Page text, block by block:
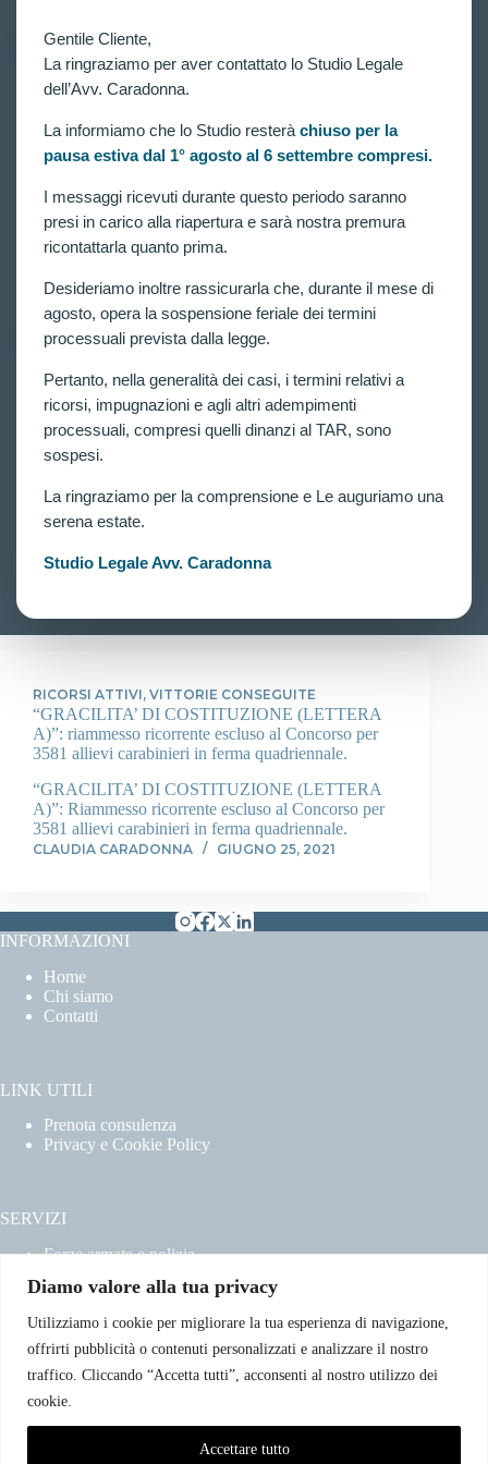
Diamo valore alla tua privacy
Utilizziamo i cookie per migliorare la tua esperienza di navigazione,
offrirti pubblicità o contenuti personalizzati e analizzare il nostro
traffico. Cliccando “Accetta tutti”, acconsenti al nostro utilizzo dei
cookie.
Accettare tutto
Gentile Cliente,
La ringraziamo per aver contattato lo Studio Legale
dell’Avv. Caradonna.
La informiamo che lo Studio resterà chiuso per la
pausa estiva dal 1° agosto al 6 settembre compresi.
I messaggi ricevuti durante questo periodo saranno
presi in carico alla riapertura e sarà nostra premura
ricontattarla quanto prima.
Desideriamo inoltre rassicurarla che, durante il mese di
agosto, opera la sospensione feriale dei termini
processuali prevista dalla legge.
Pertanto, nella generalità dei casi, i termini relativi a
ricorsi, impugnazioni e agli altri adempimenti
processuali, compresi quelli dinanzi al TAR, sono
sospesi.
La ringraziamo per la comprensione e Le auguriamo una
serena estate.
Studio Legale Avv. Caradonna
Concorso 4189 allievi carabinieri: riammesso alle
prove concorsuali ricorrente escluso per
GRACILITA’ COSTITUZIONALE (IMC<20).
Concorso per 4189 allievi carabinieri in ferma
quadriennale. Riammesso alle prove concorsuali
ricorrente escluso per GRACILITA’
CLAUDIA CARADONNA FEBBRAIO 6, 2023
RICORSI ATTIVI,VITTORIE CONSEGUITE
Concorso 2938 allievi carabinieri: riammesso
ricorrente escluso per IMC<20 senza necessità di
essere sottoposto a nuova verifica!
Concorso per 2938 allievi carabinieri in ferma
quadriennale. Riammesso ricorrente escluso per
verifica!
CLAUDIA CARADONNA
RICORSI ATTIVI, VITTORIE CONSEGUITE
“GRACILITA’ DI COSTITUZIONE (LETTERA
A)”: riammesso ricorrente escluso al Concorso per
3581 allievi carabinieri in ferma quadriennale.
“GRACILITA’ DI COSTITUZIONE (LETTERA
A)”: Riammesso ricorrente escluso al Concorso per
3581 allievi carabinieri in ferma quadriennale.
CLAUDIA CARADONNA GIUGNO 25, 2021
INFORMAZIONI
Home
Chi siamo
Contatti
LINK UTILI
Prenota consulenza
Privacy e Cookie Policy
SERVIZI
Forze armate e polizia
Concorsi pubblici
Pubblico impiego
Contratti con la pubblica amministrazione
Vittime del dovere ed equiparati
CONTATTI